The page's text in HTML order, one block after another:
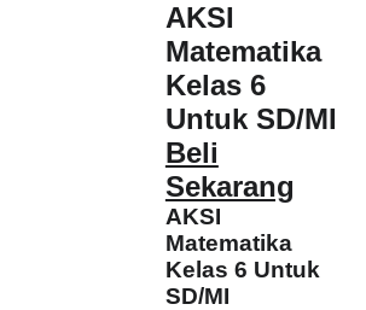
AKSI
Matematika
Kelas 6
Untuk SD/MI
Beli
Sekarang
AKSI
Matematika
Kelas 6 Untuk
SD/MI